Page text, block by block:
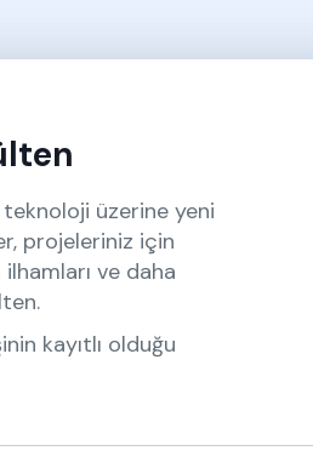
üzerine yeni
projeleriniz için
ve daha
kayıtlı olduğu